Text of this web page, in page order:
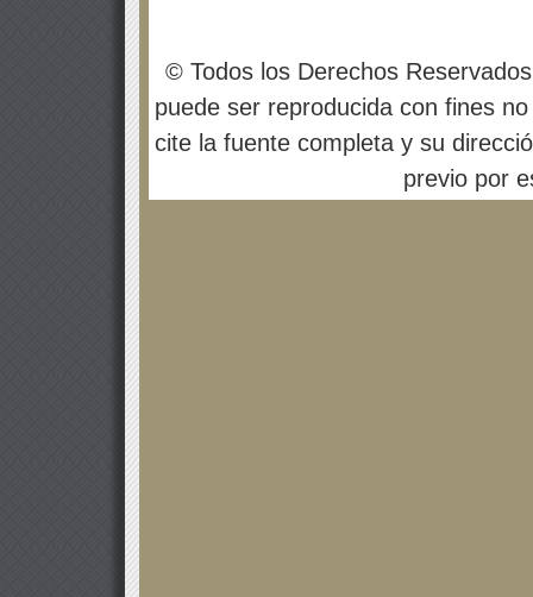
© Todos los Derechos
puede ser reproducida con fines
cite la fuente completa y su
previo por